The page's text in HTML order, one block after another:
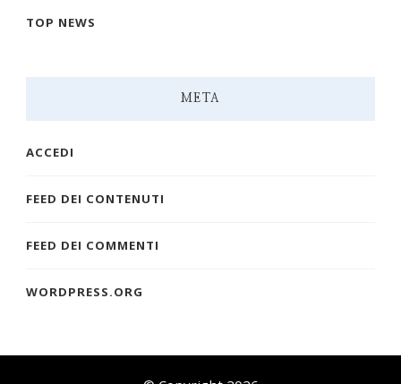
TOP NEWS
META
ACCEDI
FEED DEI CONTENUTI
FEED DEI COMMENTI
WORDPRESS.ORG